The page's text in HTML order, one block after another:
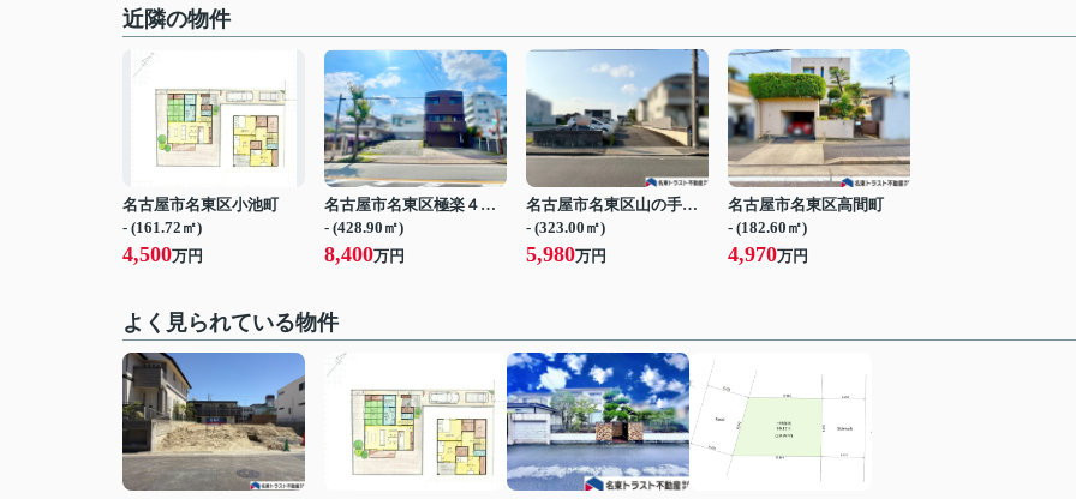
近隣の物件
名古屋市名東区小池町
- (161.72㎡)
4,500万円
名古屋市名東区極楽４丁目
- (428.90㎡)
8,400万円
名古屋市名東区山の手３丁目
- (323.00㎡)
5,980万円
名古屋市名東区高間町
- (182.60㎡)
4,970万円
よく見られている物件